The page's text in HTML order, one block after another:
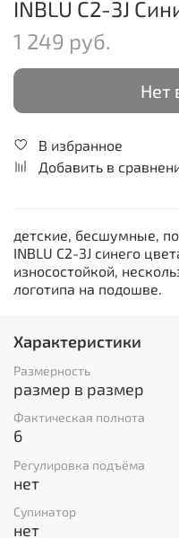
INBLU C2-3J
1 249 руб.
Нет
В избранное
Добавить в
детские, бесшумные,
INBLU C2-3J синего
износостойкой,
логотипа на подошве.
Характеристики
Размерность
размер в размер
Фактическая полнота
6
Регулировка подъёма
нет
Супинатор
нет